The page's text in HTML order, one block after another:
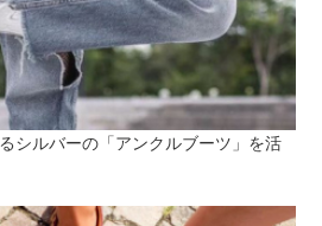
シルバーの「アンクルブーツ」を活